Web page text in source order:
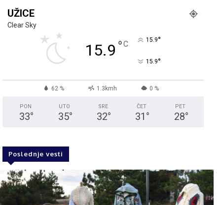
UŽICE
Clear Sky
15.9 °C 15.9°
15.9°
62 % 1.3kmh 0 %
PON
33°
UTO
35°
SRE
32°
ČET
31 °
PET
28°
Poslednje vesti